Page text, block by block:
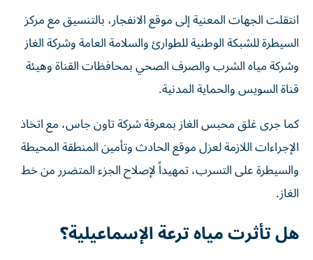
انتقلت الجهات المعنية إلى موقع الانفجار، بالتنسيق مع مركز
السيطرة للشبكة الوطنية للطوارئ والسلامة العامة وشركة الغاز
وشركة مياه الشرب والصرف الصحي بمحافظات القناة وهيئة
قناة السويس والحماية المدنية.
كما جرى غلق محبس الغاز بمعرفة شركة تاون جاس، مع اتخاذ
الإجراءات اللازمة لعزل موقع الحادث وتأمين المنطقة المحيطة
والسيطرة على التسرب، تمهيداً لإصلاح الجزء المتضرر من خط
الغاز.
هل تأثرت مياه ترعة الإسماعيلية؟